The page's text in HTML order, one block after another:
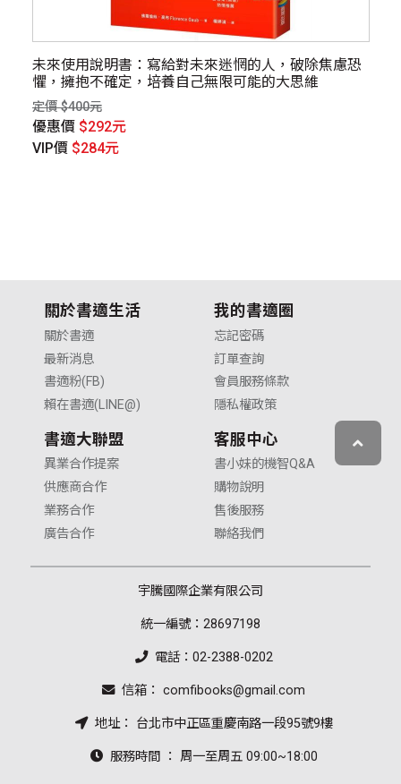
未來使用說明書：寫給對未來迷惘的人，破除焦慮恐
懼，擁抱不確定，培養自己無限可能的大思維
定價 $400元
優惠價 $292元
VIP價 $284元
關於書適生活
關於書適
最新消息
書適粉(FB)
賴在書適(LINE@)
我的書適圈
忘記密碼
訂單查詢
會員服務條款
隱私權政策
書適大聯盟
異業合作提案
供應商合作
業務合作
廣告合作
客服中心
書小妹的機智Q&A
購物說明
售後服務
聯絡我們
宇騰國際企業有限公司
統一編號：28697198
電話：02-2388-0202
信箱： comfibooks@gmail.com
地址： 台北市中正區重慶南路一段95號9樓
服務時間 ： 周一至周五 09:00~18:00